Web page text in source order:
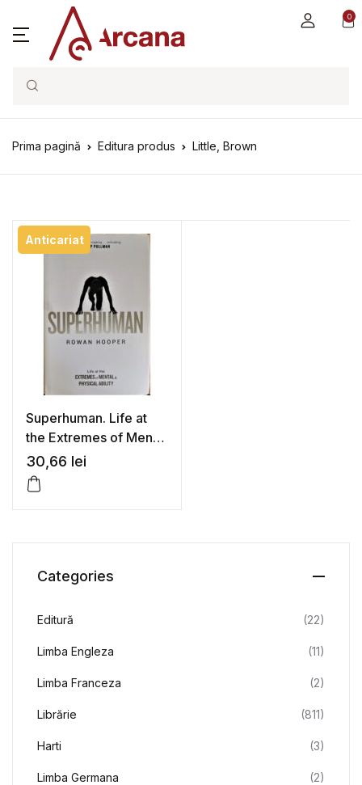
0
Search
Prima pagină Editura produs Little, Brown
Anticariat
Superhuman. Life at
the Extremes of Mental
and Physical Ability –
Rowan Hooper
30,66 lei
Categories
Editură (22)
Limba Engleza (11)
Limba Franceza (2)
Librărie (811)
Harti (3)
Limba Germana (2)